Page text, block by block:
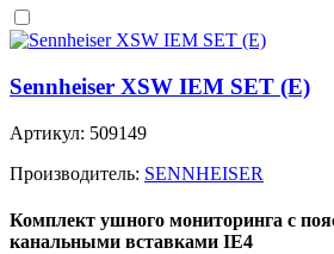
Sennheiser XSW IEM SET (E)
Артикул: 509149
Производитель: SENNHEISER
Комплект ушного мониторинга с
канальными вставками IE4